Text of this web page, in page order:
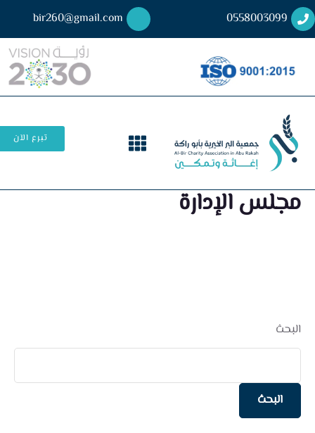
0558003099
bir260@gmail.com
تبرع الآن
مجلس الإدارة
البحث
البحث